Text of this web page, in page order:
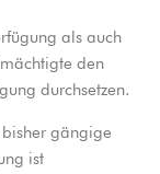
als auch
den
durchsetzen.
bisher gängige
ist